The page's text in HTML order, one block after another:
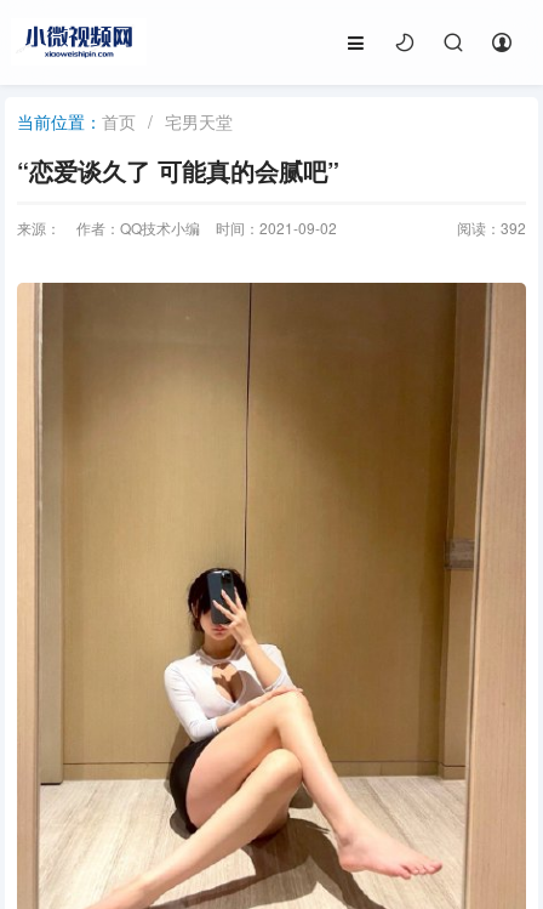
当前位置：首页 / 宅男天堂
“恋爱谈久了 可能真的会腻吧”
来源： 作者：QQ技术小编 时间：2021-09-02 阅读： 392